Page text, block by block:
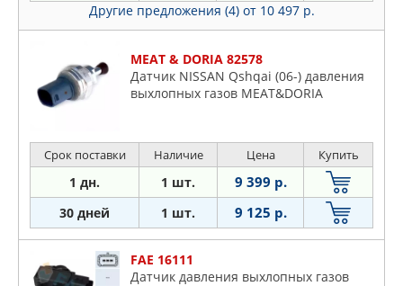
Другие предложения (4) от 10 497 р.
MEAT & DORIA 82578
Датчик NISSAN Qshqai (06-) давления
выхлопных газов MEAT&DORIA
Срок поставки Наличие Цена Купить
1 дн. 1 шт. 9 399 р.
30 дней 1 шт. 9 125 р.
FAE 16111
Датчик давления выхлопных газов